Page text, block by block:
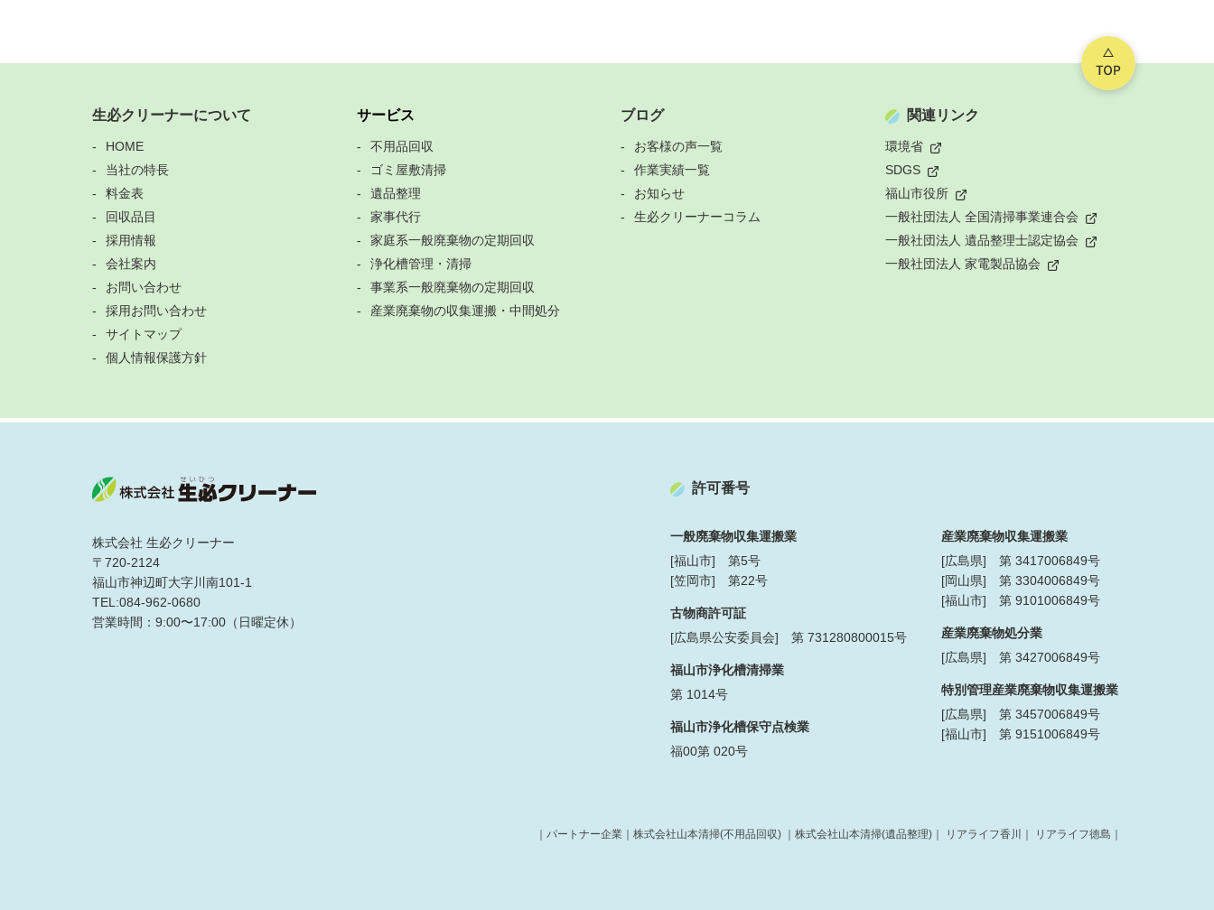
生必クリーナーについて
HOME
当社の特長
料金表
回収品目
採用情報
会社案内
お問い合わせ
採用お問い合わせ
サイトマップ
個人情報保護方針
サービス
不用品回収
ゴミ屋敷清掃
遺品整理
家事代行
家庭系一般廃棄物の定期回収
浄化槽管理・清掃
事業系一般廃棄物の定期回収
産業廃棄物の収集運搬・中間処分
ブログ
お客様の声一覧
作業実績一覧
お知らせ
生必クリーナーコラム
関連リンク
環境省
SDGS
福山市役所
一般社団法人 全国清掃事業連合会
一般社団法人 遺品整理士認定協会
一般社団法人 家電製品協会
株式会社 生必クリーナー
〒720-2124
福山市神辺町大字川南101-1
TEL:084-962-0680
営業時間：9:00〜17:00（日曜定休）
許可番号
一般廃棄物収集運搬業
[福山市] 第5号
[笠岡市] 第22号
古物商許可証
[広島県公安委員会] 第 731280800015号
福山市浄化槽清掃業
第 1014号
福山市浄化槽保守点検業
福00第 020号
産業廃棄物収集運搬業
[広島県] 第 3417006849号
[岡山県] 第 3304006849号
[福山市] 第 9101006849号
産業廃棄物処分業
[広島県] 第 3427006849号
特別管理産業廃棄物収集運搬業
[広島県] 第 3457006849号
[福山市] 第 9151006849号
｜パートナー企業｜ 株式会社山本清掃(不用品回収) 株式会社山本清掃(遺品整理) リアライフ香川 リアライフ徳島